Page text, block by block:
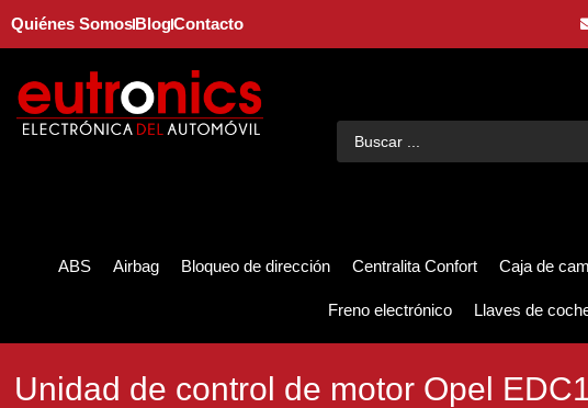
Quiénes SomosBlogContacto
ABS Airbag Bloqueo de dirección Centralita Confort Caja de
Freno electrónico Llaves de
Unidad de control de motor Opel